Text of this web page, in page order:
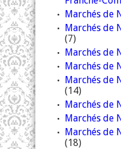
Marchés de
Marchés de
(7)
Marchés de
Marchés de
Marchés de
(14)
Marchés de
Marchés de
Marchés de
(18)